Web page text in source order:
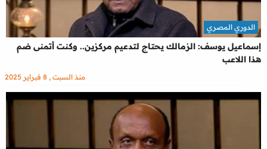
إسماعيل يوسف: الزمالك يحتاج لتدعيم مركزين.. وكنت أتمنى ضم
هذا اللاعب
الدوري المصري
منذ السبت , 8 فبراير 2025